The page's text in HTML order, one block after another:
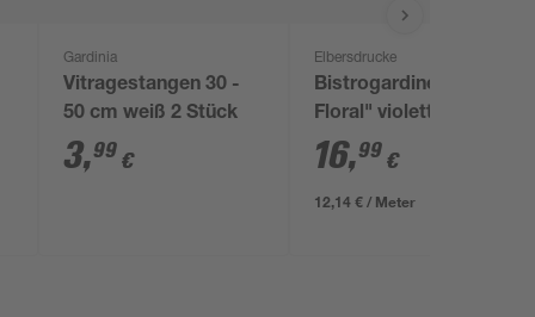
Gardinia
Vitragestangen 30 -
50 cm weiß 2 Stück
3,99 €
Elbersdrucke
Bistrogardine "Javine
Floral" violett
16,99 €
12,14 € / Meter